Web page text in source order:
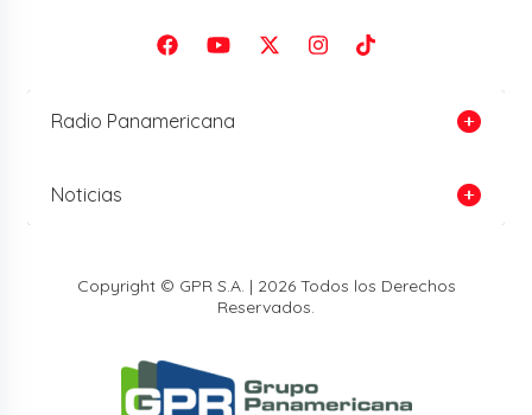
Radio Panamericana
Noticias
Copyright © GPR S.A. | 2026 Todos los Derechos
Reservados.